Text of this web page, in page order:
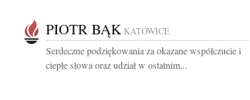
PIOTR BĄK KATOWICE
Serdeczne podziękowania za okazane współczucie i
ciepłe słowa oraz udział w ostatnim...